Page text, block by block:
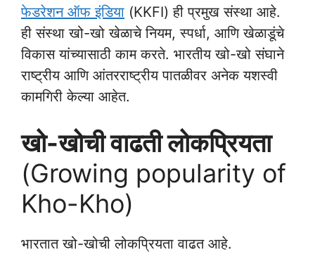
फेडरेशन ऑफ इंडिया (KKFI) ही प्रमुख संस्था आहे.
ही संस्था खो-खो खेळाचे नियम, स्पर्धा, आणि खेळाडूंचे
विकास यांच्यासाठी काम करते. भारतीय खो-खो संघाने
राष्ट्रीय आणि आंतरराष्ट्रीय पातळीवर अनेक यशस्वी
कामगिरी केल्या आहेत.
खो-खोची वाढती लोकप्रियता
(Growing popularity of
Kho-Kho)
भारतात खो-खोची लोकप्रियता वाढत आहे.